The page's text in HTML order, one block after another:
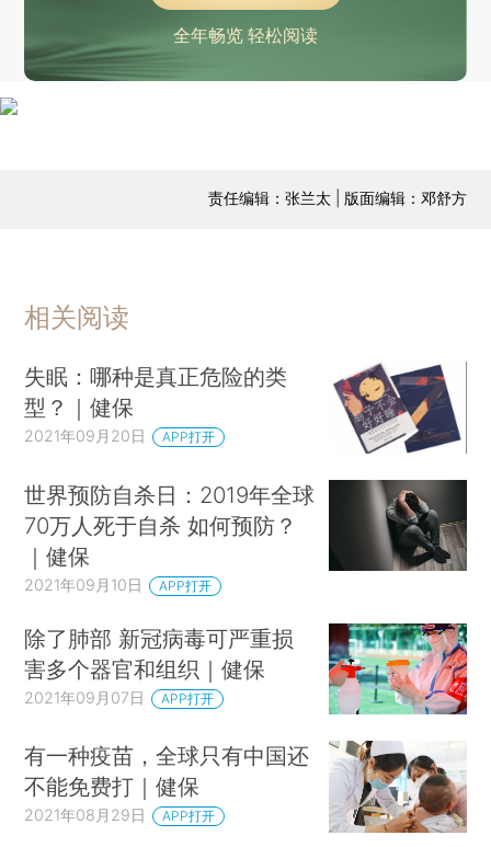
全年畅览 轻松阅读
责任编辑：张兰太 | 版面编辑：邓舒方
相关阅读
失眠：哪种是真正危险的类
型？｜健保
2021年09月20日 APP打开
世界预防自杀日：2019年全球
70万人死于自杀 如何预防？
｜健保
2021年09月10日 APP打开
除了肺部 新冠病毒可严重损
害多个器官和组织｜健保
2021年09月07日 APP打开
有一种疫苗，全球只有中国还
不能免费打｜健保
2021年08月29日 APP打开